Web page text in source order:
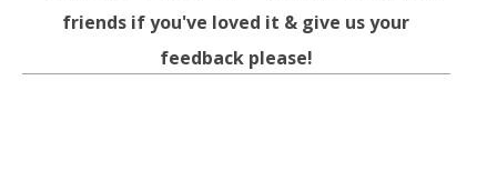
friends if you've loved it & give us your
feedback please!